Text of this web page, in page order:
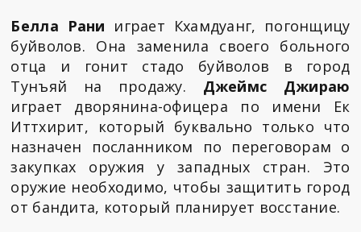
Белла Рани играет Кхамдуанг, погонщицу
буйволов. Она заменила своего больного
отца и гонит стадо буйволов в город
Тунъяй на продажу. Джеймс Джираю
играет дворянина-офицера по имени Ек
Иттхирит, который буквально только что
назначен посланником по переговорам о
закупках оружия у западных стран. Это
оружие необходимо, чтобы защитить город
от бандита, который планирует восстание.